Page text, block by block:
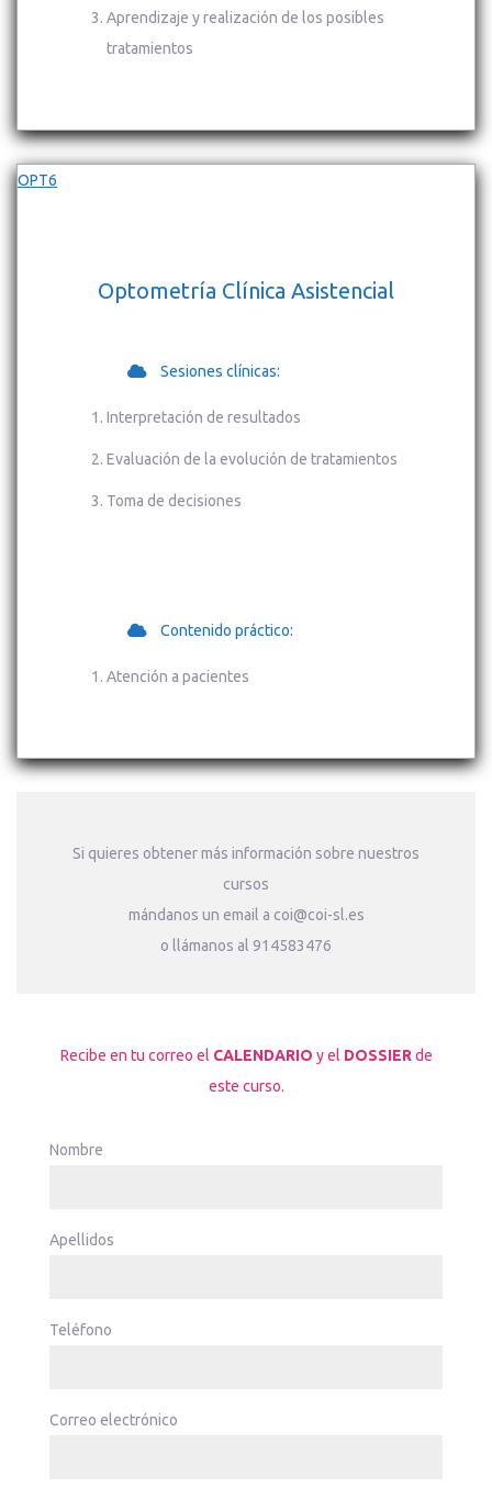
Aprendizaje y realización de los posibles
tratamientos
OPT6
Optometría Clínica Asistencial
Sesiones clínicas:
Interpretación de resultados
Evaluación de la evolución de tratamientos
Toma de decisiones
Contenido práctico:
Atención a pacientes
Si quieres obtener más información sobre nuestros
cursos
mándanos un email a coi@coi-sl.es
o llámanos al 914583476
Recibe en tu correo el CALENDARIO y el DOSSIER de
este curso.
Nombre
Apellidos
Teléfono
Correo electrónico